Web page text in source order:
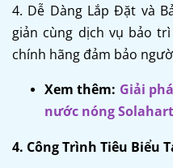
4. Dễ Dàng Lắp Đặt và
giản cùng dịch vụ bảo
chính hãng đảm bảo
Xem thêm: Giải
nước nóng
4. Công Trình Tiêu Biểu